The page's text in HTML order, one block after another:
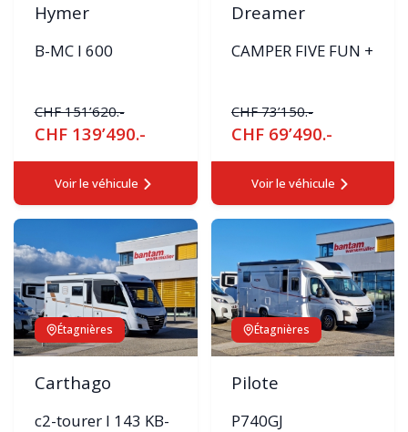
Hymer
B-MC I 600
CHF 151’620.-
CHF 139’490.-
Voir le véhicule
Dreamer
CAMPER FIVE FUN +
CHF 73’150.-
CHF 69’490.-
Voir le véhicule
Étagnières
Carthago
c2-tourer I 143 KB-
Étagnières
Pilote
P740GJ